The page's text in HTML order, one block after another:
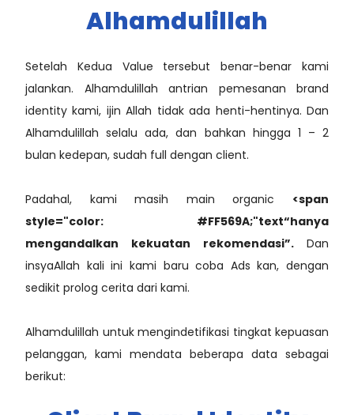
Alhamdulillah
Setelah Kedua Value tersebut benar-benar kami
jalankan. Alhamdulillah antrian pemesanan brand
identity kami, ijin Allah tidak ada henti-hentinya. Dan
Alhamdulillah selalu ada, dan bahkan hingga 1 – 2
bulan kedepan, sudah full dengan client.
Padahal, kami masih main organic <span
style="color: #FF569A;"text“hanya
mengandalkan kekuatan rekomendasi”. Dan
insyaAllah kali ini kami baru coba Ads kan, dengan
sedikit prolog cerita dari kami.
Alhamdulillah untuk mengindetifikasi tingkat kepuasan
pelanggan, kami mendata beberapa data sebagai
berikut: